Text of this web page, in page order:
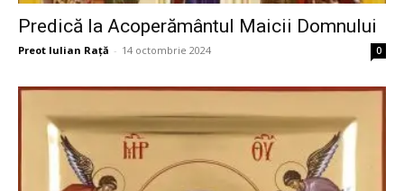
Predică la Acoperământul Maicii Domnului
Preot Iulian Raţă - 14 octombrie 2024 0